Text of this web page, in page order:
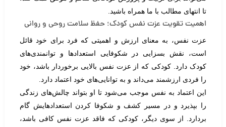
تا انتهای مطالب با ما همراه باشید.
اهمیت تقویت عزت نفس کودک؛ حفظ سلامت روحی و روانی
عزت نفس، به معنای ارزش و اهمیتی که فرد برای خود قائل
است، نقش بسزایی در شکوفایی استعدادها و توانمندی‌های
کودک دارد. کودکی که از عزت نفس بالایی برخوردار باشد، خود
را فردی ارزشمند می‌داند و به توانایی‌های خود اعتماد دارد.
این اعتماد به نفس موجب می‌شود تا او بتواند چالش‌های زندگی
را بپذیرد و در مسیر کشف و شکوفا کردن استعدادهایش گام
بردارد. از سوی دیگر، کودکی که فاقد عزت نفس کافی باشد،